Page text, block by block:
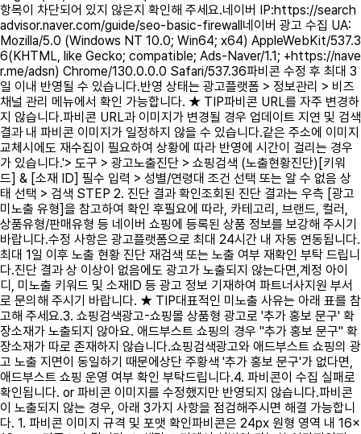
항목이 차단되어 있지 않은지 확인해 주세요.네이버 IP:https://search
advisor.naver.com/guide/seo-basic-firewall네이버 광고 수집 UA:
Mozilla/5.0 (Windows NT 10.0; Win64; x64) AppleWebKit/537.3
6(KHTML, like Gecko; compatible; Ads-Naver/1.1; +https://nave
r.me/adsn) Chrome/130.0.0.0 Safari/537.36파비콘 수정 후 최대 3
일 이내 반영될 수 있습니다.반영 상태는 광고플랫폼 > 정보관리 > 비즈
채널 관리 메뉴에서 확인 가능합니다. ★ TIP파비콘 URL를 자주 변경하
지 않습니다.파비콘 URL과 이미지가 변경될 경우 업데이트 지연 및 검색
결과 내 파비콘 이미지가 일정하지 않을 수 있습니다.같은 주소에 이미지
교체시에도 재수집이 필요하여 상황에 따라 반영에 시간이 걸리는 경우
가 있습니다.'> 도구 > 광고노출진단 > 쇼핑검색 (노출현황진단)[키워
드] & [소재 ID] 필수 입력 > 성별/연령대 조건 선택 또는 알 수 없음 상
태 선택 > 검색 STEP 2. 진단 결과 확인조회된 진단 결과는 우측 [광고
미노출 유형]을 참고하여 확인 후필요에 따라, 카테고리, 브랜드, 컬러,
상품유형/판매유형 등 네이버 쇼핑에 등록된 상품 정보를 보강해 주시기
바랍니다.수정 사항은 광고플랫폼으로 최대 24시간 내 자동 연동됩니다.
최대 1일 이후 노출 현황 진단 재검색 또는 노출 여부 재확인 부탁 드립니
다.진단 결과 상 이상이 없음에도 광고가 노출되지 않는다면,계정 아이
디, 미노출 키워드 및 소재ID 등 광고 정보 기재하여 파트너사지원 부서
로 문의해 주시기 바랍니다. ★ TIP대표적인 미노출 사유는 아래 표를 참
고해 주세요.3. 쇼핑검색광고-쇼핑몰 상품형 광고로 '추가 홍보 문구' 확
장소재가 노출되지 않아요. 애드부스트 쇼핑의 경우 "추가 홍보 문구" 확
장소재가 따로 존재하지 않습니다.쇼핑검색광고와 애드부스트 쇼핑의 광
고 노출 지면이 동일하기 때문에상단 주황색 '추가 홍보 문구'가 없다면,
애드부스트 쇼핑 운영 여부 확인 부탁드립니다.4. 파비콘이 수집 실패로
확인됩니다. or 파비콘 이미지를 수정했지만 반영되지 않습니다.파비콘
이 노출되지 않는 경우, 아래 3가지 사항을 점검해주시면 해결 가능합니
다. 1. 파비콘 이미지 규격 및 포맷 확인파비콘은 24px 원형 영역 내 16×